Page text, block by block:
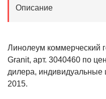
Описание
Линолеум коммерческий
Granit, арт. 3040460 по
дилера, индивидуальные
2015.